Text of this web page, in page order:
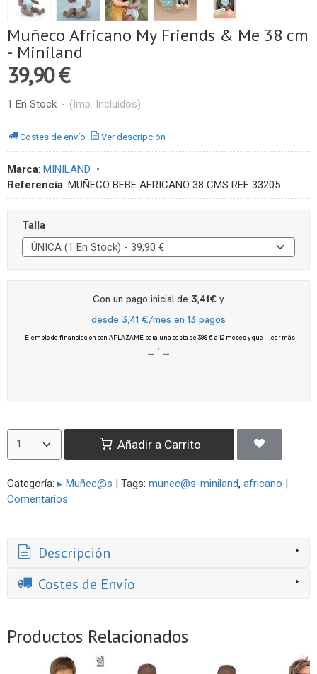
Muñeco Africano My Friends & Me 38 cm
- Miniland
39,90 €
1 En Stock - (Imp. Incluidos)
Costes de envío Ver descripción
Marca: MINILAND •
Referencia: MUÑECO BEBE AFRICANO 38 CMS REF 33205
Talla
Añadir a Carrito
Categoría: ▸ Muñec@s | Tags: munec@s-miniland africano |
Comentarios
Descripción
Costes de Envío
Productos Relacionados